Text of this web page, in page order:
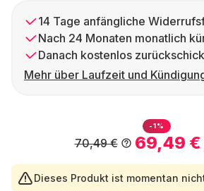
14 Tage anfängliche
Nach 24 Monaten monatlich
Danach kostenlos
Mehr über Laufzeit und
-1%
69,49 €
70,49 €
Dieses Produkt ist momentan